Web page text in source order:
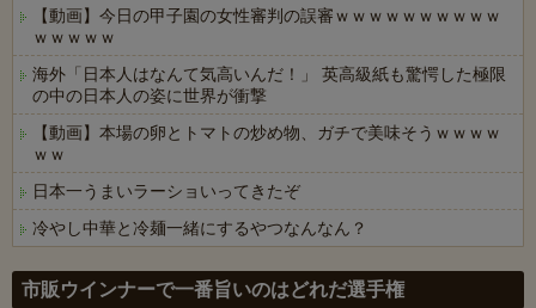
【動画】今日の甲子園の女性審判の誤審ｗｗｗｗｗｗｗｗｗｗ
ｗｗｗｗｗ
海外「日本人はなんて気高いんだ！」 英高級紙も驚愕した極限
の中の日本人の姿に世界が衝撃
【動画】本場の卵とトマトの炒め物、ガチで美味そうｗｗｗｗ
ｗｗ
日本一うまいラーショいってきたぞ
冷やし中華と冷麺一緒にするやつなんなん？
市販ウインナーで一番旨いのはどれだ選手権